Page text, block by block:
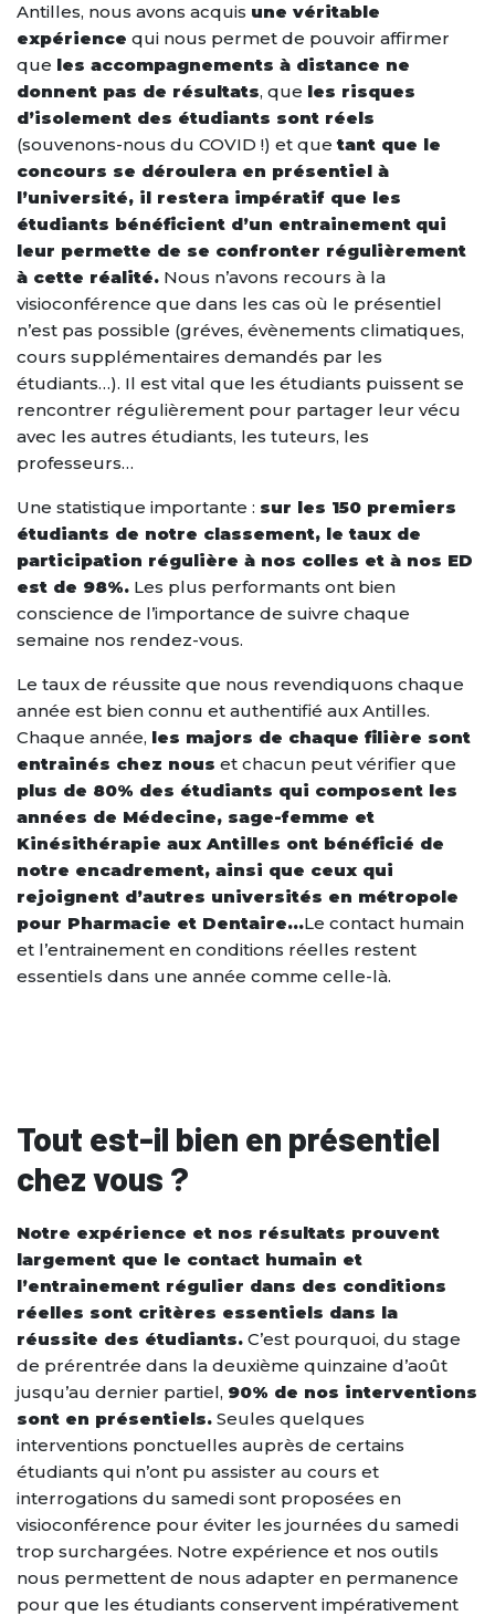
Antilles, nous avons acquis une véritable
expérience qui nous permet de pouvoir affirmer
que les accompagnements à distance ne
donnent pas de résultats, que les risques
d’isolement des étudiants sont réels
(souvenons-nous du COVID !) et quetant que le
concours se déroulera en présentiel à
l’université, il restera impératif que les
étudiants bénéficient d’un entrainement qui
leur permette de se confronter régulièrement
à cette réalité. Nous n’avons recours à la
visioconférence que dans les cas où le présentiel
n’est pas possible (gréves, évènements climatiques,
cours supplémentaires demandés par les
étudiants…). Il est vital que les étudiants puissent se
rencontrer régulièrement pour partager leur vécu
avec les autres étudiants, les tuteurs, les
professeurs…
Une statistique importante : sur les 150 premiers
étudiants de notre classement, le taux de
participation régulière à nos colles et à nos ED
est de 98%. Les plus performants ont bien
conscience de l’importance de suivre chaque
semaine nos rendez-vous.
Le taux de réussite que nous revendiquons chaque
année est bien connu et authentifié aux Antilles.
Chaque année, les majors de chaque filière sont
entrainés chez nous et chacun peut vérifier que
plus de 80% des étudiants qui composent les
années de Médecine, sage-femme et
Kinésithérapie aux Antilles ont bénéficié de
notre encadrement, ainsi que ceux qui
rejoignent d’autres universités en métropole
pour Pharmacie et Dentaire…Le contact humain
et l’entrainement en conditions réelles restent
essentiels dans une année comme celle-là.
Tout est-il bien en présentiel
chez vous ?
Notre expérience et nos résultats prouvent
largement que le contact humain et
l’entrainement régulier dans des conditions
réelles sont critères essentiels dans la
réussite des étudiants. C’est pourquoi, du stage
de prérentrée dans la deuxième quinzaine d’août
jusqu’au dernier partiel, 90% de nos interventions
sont en présentiels. Seules quelques
interventions ponctuelles auprès de certains
étudiants qui n’ont pu assister au cours et
interrogations du samedi sont proposées en
visioconférence pour éviter les journées du samedi
trop surchargées. Notre expérience et nos outils
nous permettent de nous adapter en permanence
pour que les étudiants conservent impérativement